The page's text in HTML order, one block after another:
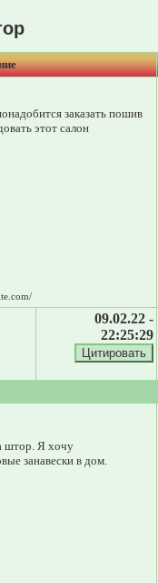
заказать пошив
этот салон
09.02.22 -
22:25:29
штор. Я хочу
занавески в дом.